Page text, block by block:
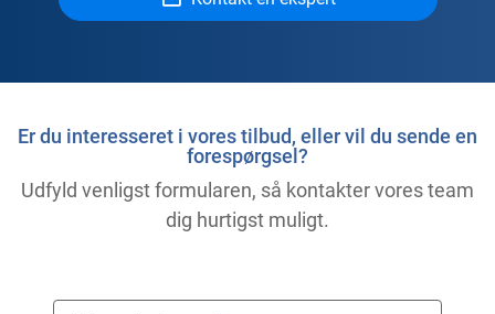
Er du interesseret i vores tilbud, eller vil du sende en
forespørgsel?
Udfyld venligst formularen, så kontakter vores team
dig hurtigst muligt.